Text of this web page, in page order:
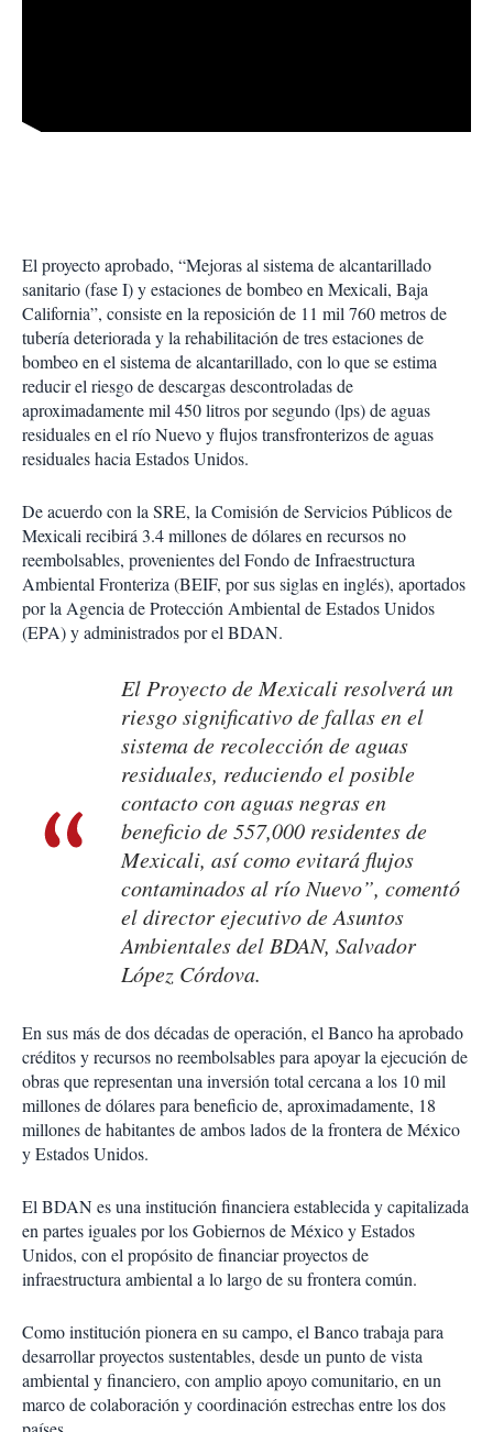
El proyecto aprobado, “Mejoras al sistema de alcantarillado
sanitario (fase I) y estaciones de bombeo en Mexicali, Baja
California”, consiste en la reposición de 11 mil 760 metros de
tubería deteriorada y la rehabilitación de tres estaciones de
bombeo en el sistema de alcantarillado, con lo que se estima
reducir el riesgo de descargas descontroladas de
aproximadamente mil 450 litros por segundo (lps) de aguas
residuales en el río Nuevo y flujos transfronterizos de aguas
residuales hacia Estados Unidos.
De acuerdo con la SRE, la Comisión de Servicios Públicos de
Mexicali recibirá 3.4 millones de dólares en recursos no
reembolsables, provenientes del Fondo de Infraestructura
Ambiental Fronteriza (BEIF, por sus siglas en inglés), aportados
por la Agencia de Protección Ambiental de Estados Unidos
(EPA) y administrados por el BDAN.
El Proyecto de Mexicali resolverá un
riesgo significativo de fallas en el
sistema de recolección de aguas
residuales, reduciendo el posible
contacto con aguas negras en
beneficio de 557,000 residentes de
Mexicali, así como evitará flujos
contaminados al río Nuevo”, comentó
el director ejecutivo de Asuntos
Ambientales del BDAN, Salvador
López Córdova.
En sus más de dos décadas de operación, el Banco ha aprobado
créditos y recursos no reembolsables para apoyar la ejecución de
obras que representan una inversión total cercana a los 10 mil
millones de dólares para beneficio de, aproximadamente, 18
millones de habitantes de ambos lados de la frontera de México
y Estados Unidos.
El BDAN es una institución financiera establecida y capitalizada
en partes iguales por los Gobiernos de México y Estados
Unidos, con el propósito de financiar proyectos de
infraestructura ambiental a lo largo de su frontera común.
Como institución pionera en su campo, el Banco trabaja para
desarrollar proyectos sustentables, desde un punto de vista
ambiental y financiero, con amplio apoyo comunitario, en un
marco de colaboración y coordinación estrechas entre los dos